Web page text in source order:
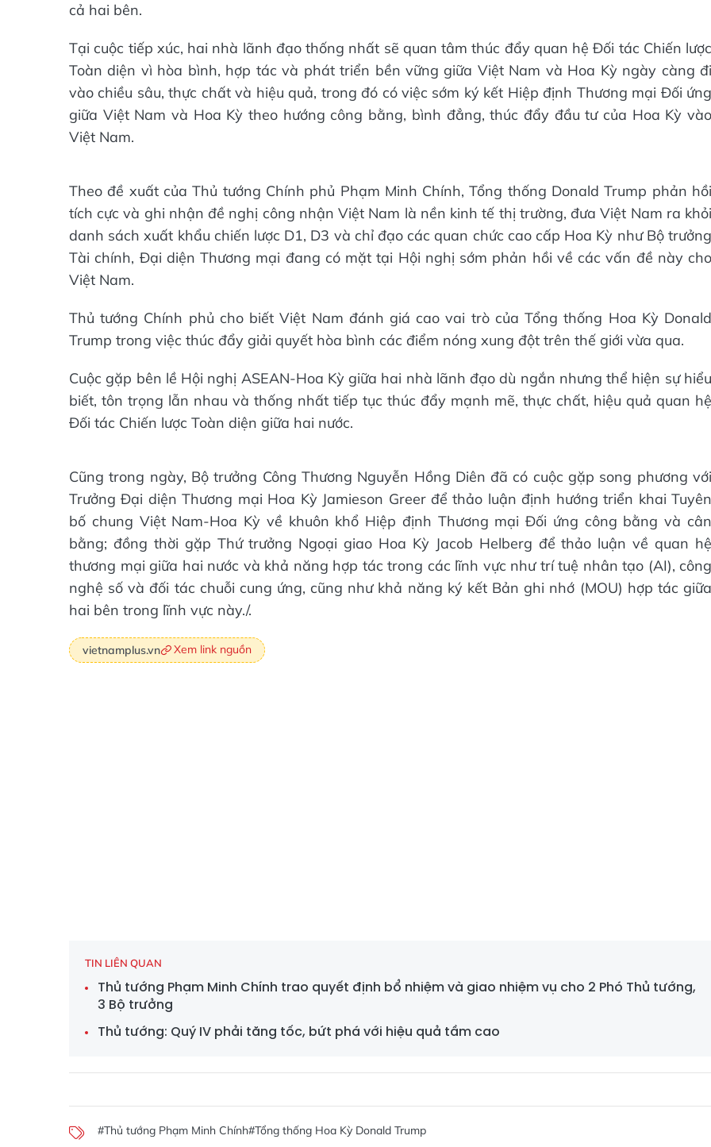
cả hai bên.
Tại cuộc tiếp xúc, hai nhà lãnh đạo thống nhất sẽ quan tâm thúc đẩy quan hệ Đối tác Chiến lược
Toàn diện vì hòa bình, hợp tác và phát triển bền vững giữa Việt Nam và Hoa Kỳ ngày càng đi
vào chiều sâu, thực chất và hiệu quả, trong đó có việc sớm ký kết Hiệp định Thương mại Đối ứng
giữa Việt Nam và Hoa Kỳ theo hướng công bằng, bình đẳng, thúc đẩy đầu tư của Hoa Kỳ vào
Việt Nam.
Theo đề xuất của Thủ tướng Chính phủ Phạm Minh Chính, Tổng thống Donald Trump phản hồi
tích cực và ghi nhận đề nghị công nhận Việt Nam là nền kinh tế thị trường, đưa Việt Nam ra khỏi
danh sách xuất khẩu chiến lược D1, D3 và chỉ đạo các quan chức cao cấp Hoa Kỳ như Bộ trưởng
Tài chính, Đại diện Thương mại đang có mặt tại Hội nghị sớm phản hồi về các vấn đề này cho
Việt Nam.
Thủ tướng Chính phủ cho biết Việt Nam đánh giá cao vai trò của Tổng thống Hoa Kỳ Donald
Trump trong việc thúc đẩy giải quyết hòa bình các điểm nóng xung đột trên thế giới vừa qua.
Cuộc gặp bên lề Hội nghị ASEAN-Hoa Kỳ giữa hai nhà lãnh đạo dù ngắn nhưng thể hiện sự hiểu
biết, tôn trọng lẫn nhau và thống nhất tiếp tục thúc đẩy mạnh mẽ, thực chất, hiệu quả quan hệ
Đối tác Chiến lược Toàn diện giữa hai nước.
Cũng trong ngày, Bộ trưởng Công Thương Nguyễn Hồng Diên đã có cuộc gặp song phương với
Trưởng Đại diện Thương mại Hoa Kỳ Jamieson Greer để thảo luận định hướng triển khai Tuyên
bố chung Việt Nam-Hoa Kỳ về khuôn khổ Hiệp định Thương mại Đối ứng công bằng và cân
bằng; đồng thời gặp Thứ trưởng Ngoại giao Hoa Kỳ Jacob Helberg để thảo luận về quan hệ
thương mại giữa hai nước và khả năng hợp tác trong các lĩnh vực như trí tuệ nhân tạo (AI), công
nghệ số và đối tác chuỗi cung ứng, cũng như khả năng ký kết Bản ghi nhớ (MOU) hợp tác giữa
hai bên trong lĩnh vực này./.
vietnamplus.vn Xem link nguồn
TIN LIÊN QUAN
Thủ tướng Phạm Minh Chính trao quyết định bổ nhiệm và giao nhiệm vụ cho 2 Phó Thủ tướng,
3 Bộ trưởng
Thủ tướng: Quý IV phải tăng tốc, bứt phá với hiệu quả tầm cao
#Thủ tướng Phạm Minh Chính#Tổng thống Hoa Kỳ Donald Trump